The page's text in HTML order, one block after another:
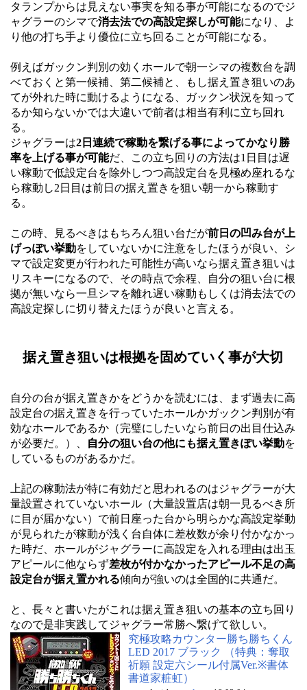
タランプからは見えない事実を知る事が可能になるのでジ
ャグラーのシマで消去法での高設定探しが可能になり、よ
り他の打ち手より優位に立ち回ることが可能になる。
例えばガックン判別の効くホールで朝一シマの複数台を調
べておくと第一候補、第二候補と、もし据え置き狙いのあ
てが外れた時に動けるようになる、ガックン状況を知って
るか知らないかでは大違いで前者は相当有利に立ち回れ
る。
ジャグラーは2日連続で稼動を繋げる事によってかなり勝
率を上げる事が可能だ、この立ち回りの方法は1日目は遅
い稼動で低設定台を除外しつつ高設定台を見極め座れるな
ら稼動し2日目は前日の据え置きを狙い朝一から稼動す
る。
この時、見るべきはもちろん狙い台だが前日の凹み台が上
げっぽい挙動をしていないかに注意をしたほうが良い、シ
マで設定変更が行われた可能性が高いなら据え置き狙いは
リスキーになるので、その時点で余程、自分の狙い台に根
拠が無いなら一旦シマを離れ遅い稼動もしくは消去法での
高設定探しに切り替えたほうが良いと言える。
据え置き狙いは根拠を固めていく事が大切
自分の台が据え置きかをどうかを読むには、まず過去に高
設定台の据え置きを行っていたホールかガックン判別が有
効なホールであるか（完璧にしたいなら前日の出目仕込み
が必要だ。）、
自分の狙い台の他にも据え置きぽい挙動を
しているものがあるかだ。
上記の稼動法が特に有効だと思われるのはジャグラーが大
量設置されていないホール（大量設置店は朝一見るべき所
に目が届かない）で前日座った台から明らかな高設定挙動
が見られたが稼動が浅く台自体に差枚数が余り付かなかっ
た時だ、ホールがジャグラーに高設定を入れる理由は出玉
アピールに他ならず差枚が付かなかったアピール不足の高
設定台が据え置かれる傾向が強いのは全国的に共通だ。
と、長々と書いたがこれは据え置き狙いの基本の立ち回り
なので是非実践してジャグラー常勝へ繋げて欲しい。
究極攻略カウンター勝ち勝ちくん
LED 2017 ブラック （特典：奪取
祈願 設定六シール付属Ver.※書体
書道家粧虹）